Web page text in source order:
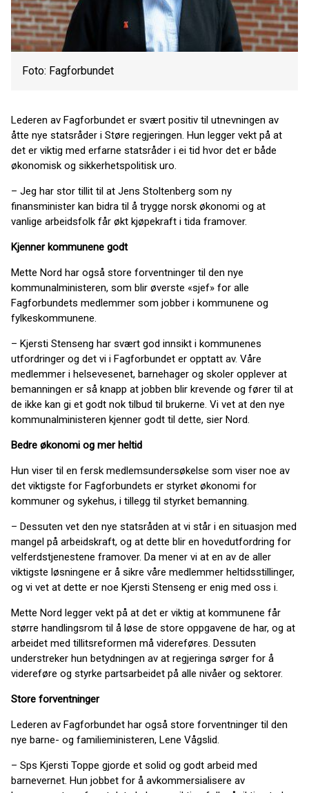
Foto: Fagforbundet
Lederen av Fagforbundet er svært positiv til utnevningen av
åtte nye statsråder i Støre regjeringen. Hun legger vekt på at
det er viktig med erfarne statsråder i ei tid hvor det er både
økonomisk og sikkerhetspolitisk uro.
– Jeg har stor tillit til at Jens Stoltenberg som ny
finansminister kan bidra til å trygge norsk økonomi og at
vanlige arbeidsfolk får økt kjøpekraft i tida framover.
Kjenner kommunene godt
Mette Nord har også store forventninger til den nye
kommunalministeren, som blir øverste «sjef» for alle
Fagforbundets medlemmer som jobber i kommunene og
fylkeskommunene.
– Kjersti Stenseng har svært god innsikt i kommunenes
utfordringer og det vi i Fagforbundet er opptatt av. Våre
medlemmer i helsevesenet, barnehager og skoler opplever at
bemanningen er så knapp at jobben blir krevende og fører til at
de ikke kan gi et godt nok tilbud til brukerne. Vi vet at den nye
kommunalministeren kjenner godt til dette, sier Nord.
Bedre økonomi og mer heltid
Hun viser til en fersk medlemsundersøkelse som viser noe av
det viktigste for Fagforbundets er styrket økonomi for
kommuner og sykehus, i tillegg til styrket bemanning.
– Dessuten vet den nye statsråden at vi står i en situasjon med
mangel på arbeidskraft, og at dette blir en hovedutfordring for
velferdstjenestene framover. Da mener vi at en av de aller
viktigste løsningene er å sikre våre medlemmer heltidsstillinger,
og vi vet at dette er noe Kjersti Stenseng er enig med oss i.
Mette Nord legger vekt på at det er viktig at kommunene får
større handlingsrom til å løse de store oppgavene de har, og at
arbeidet med tillitsreformen må videreføres. Dessuten
understreker hun betydningen av at regjeringa sørger for å
videreføre og styrke partsarbeidet på alle nivåer og sektorer.
Store forventninger
Lederen av Fagforbundet har også store forventninger til den
nye barne- og familieministeren, Lene Vågslid.
– Sps Kjersti Toppe gjorde et solid og godt arbeid med
barnevernet. Hun jobbet for å avkommersialisere av